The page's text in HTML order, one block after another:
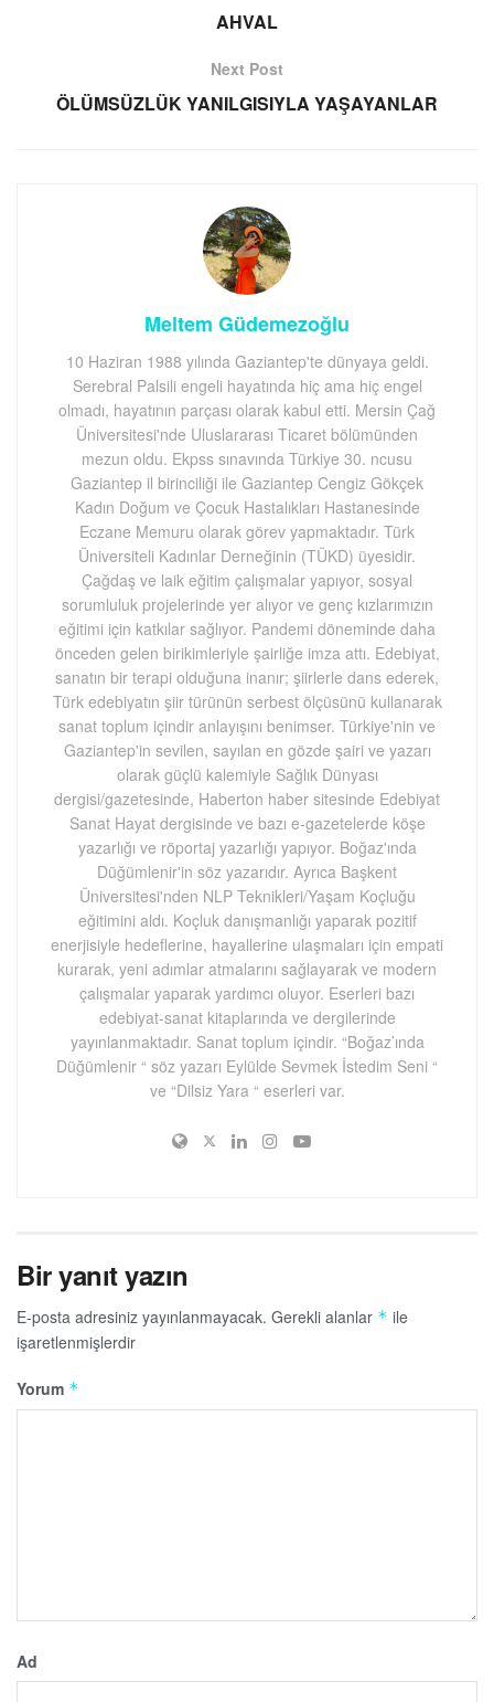
AHVAL
Next Post
ÖLÜMSÜZLÜK YANILGISIYLA YAŞAYANLAR
Meltem Güdemezoğlu
10 Haziran 1988 yılında Gaziantep'te dünyaya geldi.
Serebral Palsili engeli hayatında hiç ama hiç engel
olmadı, hayatının parçası olarak kabul etti. Mersin Çağ
Üniversitesi'nde Uluslararası Ticaret bölümünden
mezun oldu. Ekpss sınavında Türkiye 30. ncusu
Gaziantep il birinciliği ile Gaziantep Cengiz Gökçek
Kadın Doğum ve Çocuk Hastalıkları Hastanesinde
Eczane Memuru olarak görev yapmaktadır. Türk
Üniversiteli Kadınlar Derneğinin (TÜKD) üyesidir.
Çağdaş ve laik eğitim çalışmalar yapıyor, sosyal
sorumluluk projelerinde yer alıyor ve genç kızlarımızın
eğitimi için katkılar sağlıyor. Pandemi döneminde daha
önceden gelen birikimleriyle şairliğe imza attı. Edebiyat,
sanatın bir terapi olduğuna inanır; şiirlerle dans ederek,
Türk edebiyatın şiir türünün serbest ölçüsünü kullanarak
sanat toplum içindir anlayışını benimser. Türkiye'nin ve
Gaziantep'in sevilen, sayılan en gözde şairi ve yazarı
olarak güçlü kalemiyle Sağlık Dünyası
dergisi/gazetesinde, Haberton haber sitesinde Edebiyat
Sanat Hayat dergisinde ve bazı e-gazetelerde köşe
yazarlığı ve röportaj yazarlığı yapıyor. Boğaz'ında
Düğümlenir'in söz yazarıdır. Ayrıca Başkent
Üniversitesi'nden NLP Teknikleri/Yaşam Koçluğu
eğitimini aldı. Koçluk danışmanlığı yaparak pozitif
enerjisiyle hedeflerine, hayallerine ulaşmaları için empati
kurarak, yeni adımlar atmalarını sağlayarak ve modern
çalışmalar yaparak yardımcı oluyor. Eserleri bazı
edebiyat-sanat kitaplarında ve dergilerinde
yayınlanmaktadır. Sanat toplum içindir. “Boğaz’ında
Düğümlenir “ söz yazarı Eylülde Sevmek İstedim Seni “
ve “Dilsiz Yara “ eserleri var.
Bir yanıt yazın
E-posta adresiniz yayınlanmayacak. Gerekli alanlar * ile
işaretlenmişlerdir
Yorum *
Ad